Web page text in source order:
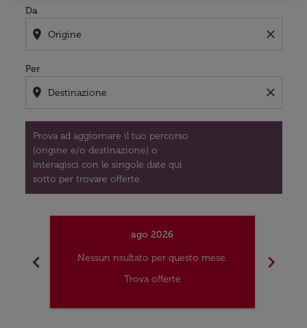
Da
location_on close
Per
location_on close
Prova ad aggiornare il tuo percorso
(origine e/o destinazione) o
interagisci con le singole date qui
sotto per trovare offerte.
chevron_left
ago 2026
Nessun risultato per questo mese.
Trova offerte
chevron_right